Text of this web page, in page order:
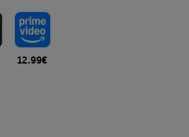
12.99€